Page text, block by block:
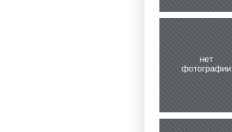
нет
фотографии